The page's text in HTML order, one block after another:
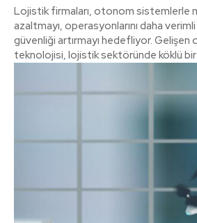
Lojistik firmaları, otonom sistemlerle
azaltmayı, operasyonlarını daha
güvenliği artırmayı hedefliyor. Gelişen otonom araç
teknolojisi, lojistik sektöründe köklü bir